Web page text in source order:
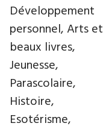
Développement
personnel, Arts et
beaux livres,
Jeunesse,
Parascolaire,
Histoire,
Esotérisme,